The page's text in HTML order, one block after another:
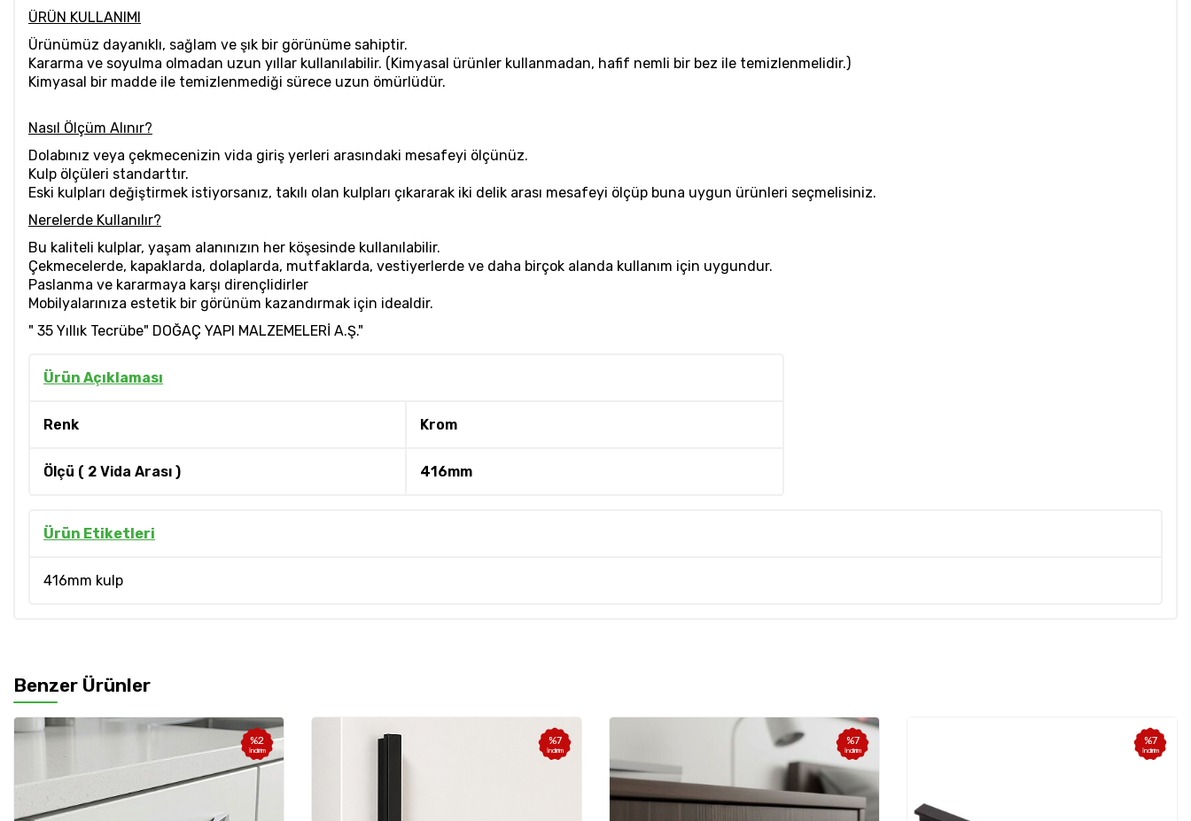
ÜRÜN KULLANIMI
Ürünümüz dayanıklı, sağlam ve şık bir görünüme sahiptir.
Kararma ve soyulma olmadan uzun yıllar kullanılabilir. (Kimyasal ürünler kullanmadan, hafif nemli bir bez ile temizlenmelidir.)
Kimyasal bir madde ile temizlenmediği sürece uzun ömürlüdür.
Nasıl Ölçüm Alınır?
Dolabınız veya çekmecenizin vida giriş yerleri arasındaki mesafeyi ölçünüz.
Kulp ölçüleri standarttır.
Eski kulpları değiştirmek istiyorsanız, takılı olan kulpları çıkararak iki delik arası mesafeyi ölçüp buna uygun ürünleri seçmelisiniz.
Nerelerde Kullanılır?
Bu kaliteli kulplar, yaşam alanınızın her köşesinde kullanılabilir.
Çekmecelerde, kapaklarda, dolaplarda, mutfaklarda, vestiyerlerde ve daha birçok alanda kullanım için uygundur.
Paslanma ve kararmaya karşı dirençlidirler
Mobilyalarınıza estetik bir görünüm kazandırmak için idealdir.
" 35 Yıllık Tecrübe" DOĞAÇ YAPI MALZEMELERİ A.Ş."
Ürün Açıklaması
Renk Krom
Ölçü ( 2 Vida Arası ) 416mm
Ürün Etiketleri
416mm kulp
Benzer Ürünler
%2
İndirim
%7
İndirim
%7
İndirim
%7
İndirim